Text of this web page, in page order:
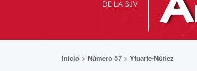
Inicio > Número 57 > Ytuarte-Núñez